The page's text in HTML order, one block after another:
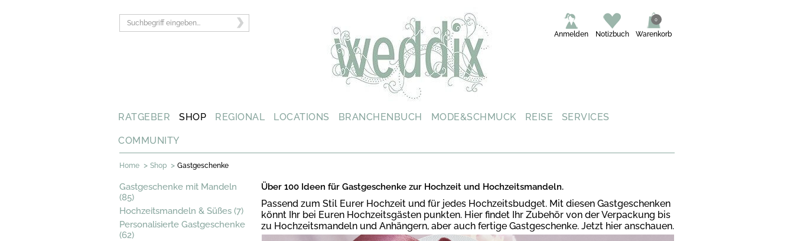
Warenkorb
0
Notizbuch
Anmelden
RATGEBER SHOP REGIONAL LOCATIONS BRANCHENBUCH MODE&SCHMUCK REISE SERVICES
COMMUNITY
Home > Shop > Gastgeschenke
Gastgeschenke mit Mandeln
(85)
Hochzeitsmandeln & Süßes (7)
Personalisierte Gastgeschenke
(62)
Über 100 Ideen für Gastgeschenke zur Hochzeit und Hochzeitsmandeln.
Passend zum Stil Eurer Hochzeit und für jedes Hochzeitsbudget. Mit diesen Gastgeschenken
könnt Ihr bei Euren Hochzeitsgästen punkten. Hier findet Ihr Zubehör von der Verpackung bis
zu Hochzeitsmandeln und Anhängern, aber auch fertige Gastgeschenke. Jetzt hier anschauen.